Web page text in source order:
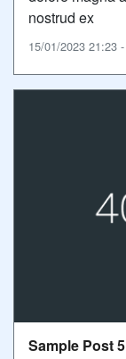
nostrud ex
15/01/2023 21:23
Sample Post 5